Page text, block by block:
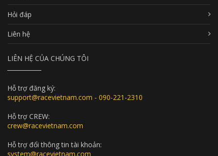
Hỏi đáp
Liên hệ
LIÊN HỆ CỦA CHÚNG TÔI
Hỗ trợ đăng ký:
support@racevietnam.com - 090-221-2310
Hỗ trợ CREW:
crew@racevietnam.com
Hỗ trợ đổi thông tin tài khoản:
system@racevietnam.com